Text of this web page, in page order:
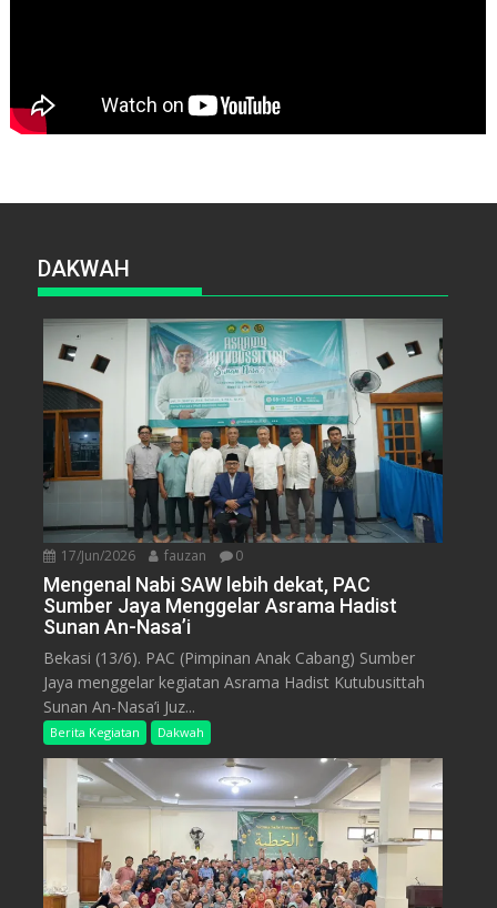
DAKWAH
17/Jun/2026 fauzan 0
Mengenal Nabi SAW lebih dekat, PAC
Sumber Jaya Menggelar Asrama Hadist
Sunan An-Nasa’i
Bekasi (13/6). PAC (Pimpinan Anak Cabang) Sumber
Jaya menggelar kegiatan Asrama Hadist Kutubusittah
Sunan An-Nasa’i Juz...
Berita Kegiatan Dakwah